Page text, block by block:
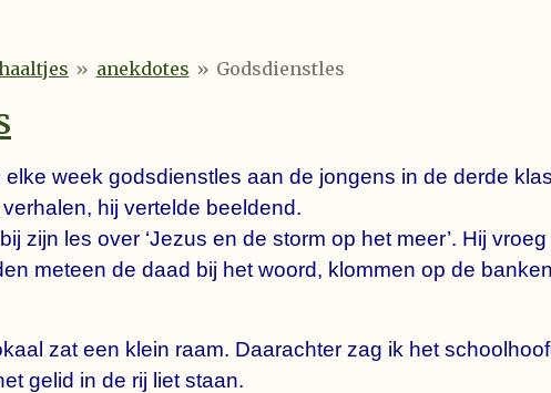
» anekdotes » Godsdienstles
week godsdienstles aan de jongens in de derde
hij vertelde beeldend.
zijn les over ‘Jezus en de storm op het meer’. Hij
meteen de daad bij het woord, klommen op de
zat een klein raam. Daarachter zag ik het
gelid in de rij liet staan.